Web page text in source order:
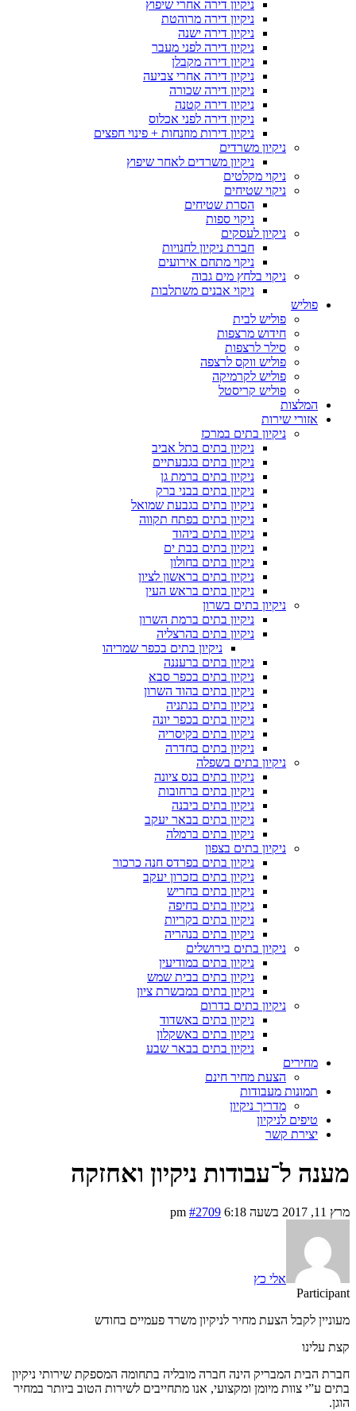
ניקיון דירה אחרי שיפוץ
ניקיון דירה מרוהטת
ניקיון דירה ישנה
ניקיון דירה לפני מעבר
ניקיון דירה מקבלן
ניקיון דירה אחרי צביעה
ניקיון דירה שכורה
ניקיון דירה קטנה
ניקיון דירה לפני אכלוס
ניקיון דירות מוזנחות + פינוי חפצים
ניקיון משרדים
ניקיון משרדים לאחר שיפוץ
ניקוי מקלטים
ניקוי שטיחים
הסרת שטיחים
ניקוי ספות
ניקיון לעסקים
חברת ניקיון לחנויות
ניקוי מתחם אירועים
ניקוי בלחץ מים גבוה
ניקוי אבנים משתלבות
פוליש
פוליש לבית
חידוש מרצפות
סילר לרצפות
פוליש ווקס לרצפה
פוליש לקרמיקה
פוליש קריסטל
המלצות
אזורי שירות
ניקיון בתים במרכז
ניקיון בתים בתל אביב
ניקיון בתים בגבעתיים
ניקיון בתים ברמת גן
ניקיון בתים בבני ברק
ניקיון בתים בגבעת שמואל
ניקיון בתים בפתח תקווה
ניקיון בתים ביהוד
ניקיון בתים בבת ים
ניקיון בתים בחולון
ניקיון בתים בראשון לציון
ניקיון בתים בראש העין
ניקיון בתים בשרון
ניקיון בתים ברמת השרון
ניקיון בתים בהרצליה
ניקיון בתים בכפר שמריהו
ניקיון בתים ברעננה
ניקיון בתים בכפר סבא
ניקיון בתים בהוד השרון
ניקיון בתים בנתניה
ניקיון בתים בכפר יונה
ניקיון בתים בקיסריה
ניקיון בתים בחדרה
ניקיון בתים בשפלה
ניקיון בתים בנס ציונה
ניקיון בתים ברחובות
ניקיון בתים ביבנה
ניקיון בתים בבאר יעקב
ניקיון בתים ברמלה
ניקיון בתים בצפון
ניקיון בתים בפרדס חנה כרכור
ניקיון בתים בזכרון יעקב
ניקיון בתים בחריש
ניקיון בתים בחיפה
ניקיון בתים בקריות
ניקיון בתים בנהריה
ניקיון בתים בירושלים
ניקיון בתים במודיעין
ניקיון בתים בבית שמש
ניקיון בתים במבשרת ציון
ניקיון בתים בדרום
ניקיון בתים באשדוד
ניקיון בתים באשקלון
ניקיון בתים בבאר שבע
מחירים
הצעת מחיר חינם
תמונות מעבודות
מדריך ניקיון
טיפים לניקיון
יצירת קשר
מענה ל־עבודות ניקיון ואחזקה
מרץ 11, 2017 בשעה 6:18 pm #2709
אלי כץ
Participant
מעוניין לקבל הצעת מחיר לניקיון משרד פעמיים בחודש
קצת עלינו
חברת הבית המבריק הינה חברה מובליה בתחומה המספקת שירותי ניקיון
בתים ע”י צוות מיומן ומקצועי, אנו מתחייבים לשירות הטוב ביותר במחיר
הוגן.